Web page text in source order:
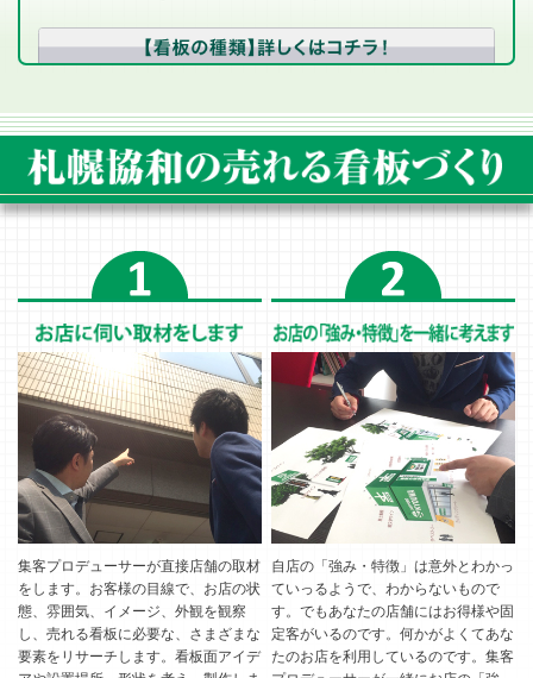
集客プロデューサーが直接店舗の取材
をします。お客様の目線で、お店の状
態、雰囲気、イメージ、外観を観察
し、売れる看板に必要な、さまざまな
要素をリサーチします。看板面アイデ
自店の「強み・特徴」は意外とわかっ
ていっるようで、わからないもので
す。でもあなたの店舗にはお得様や固
定客がいるのです。何かがよくてあな
たのお店を利用しているのです。集客